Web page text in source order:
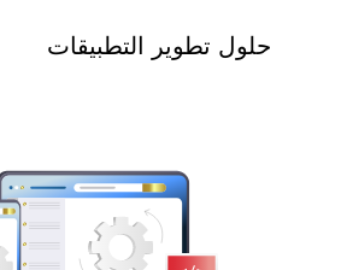
حلول تطوير التطبيقات